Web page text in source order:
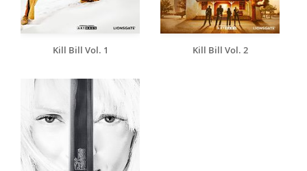
Kill Bill Vol. 1 Kill Bill Vol. 2